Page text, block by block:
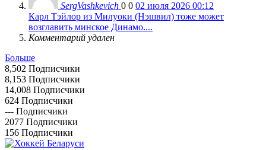
SergVashkevich 0 0 02 июля 2026 00:12
Карл Тэйлор из Милуоки (Нэшвил) тоже может
возглавить минское Динамо....
Комментарий удален
Больше
8,502 Подписчики
8,153 Подписчики
14,008 Подписчики
624 Подписчики
--- Подписчики
2077 Подписчики
156 Подписчики